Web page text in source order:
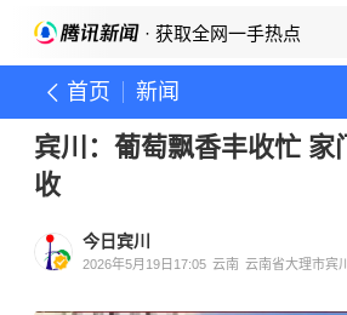
· 获取全网一手热点
首页 新闻
宾川：葡萄飘香丰收忙 家
收
今日宾川
2026年5月19日17:05 云南 云南省大理市宾